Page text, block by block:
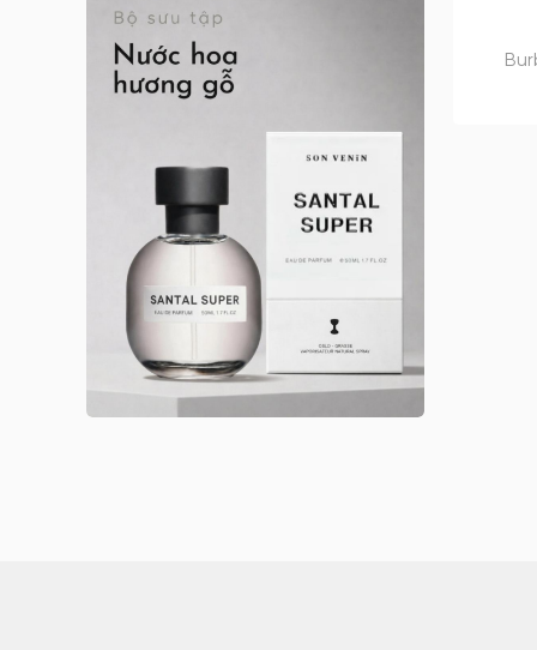
Anna Sui nữ
Arabian Oud
Argos
Argos nữ
Argos unisex
Armaf
Armaf nam
Armaf nữ
Astrophil & Stella
Astrophil & Stella unisex